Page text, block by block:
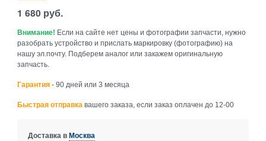
1 680 руб.
Внимание! Если на сайте нет цены и фотографии запчасти, нужно
разобрать устройство и прислать маркировку (фотографию) на
нашу эл.почту. Подберем аналог или закажем оригинальную
запчасть.
Гарантия - 90 дней или 3 месяца
Быстрая отправка вашего заказа, если заказ оплачен до 12-00
Доставка вМосква